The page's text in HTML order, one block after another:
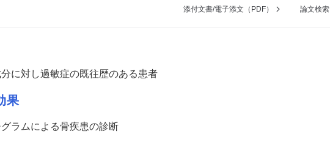
添付文書/電子添文（PDF） 論文検索
に対し過敏症の既往歴のある患者
果
ラムによる骨疾患の診断